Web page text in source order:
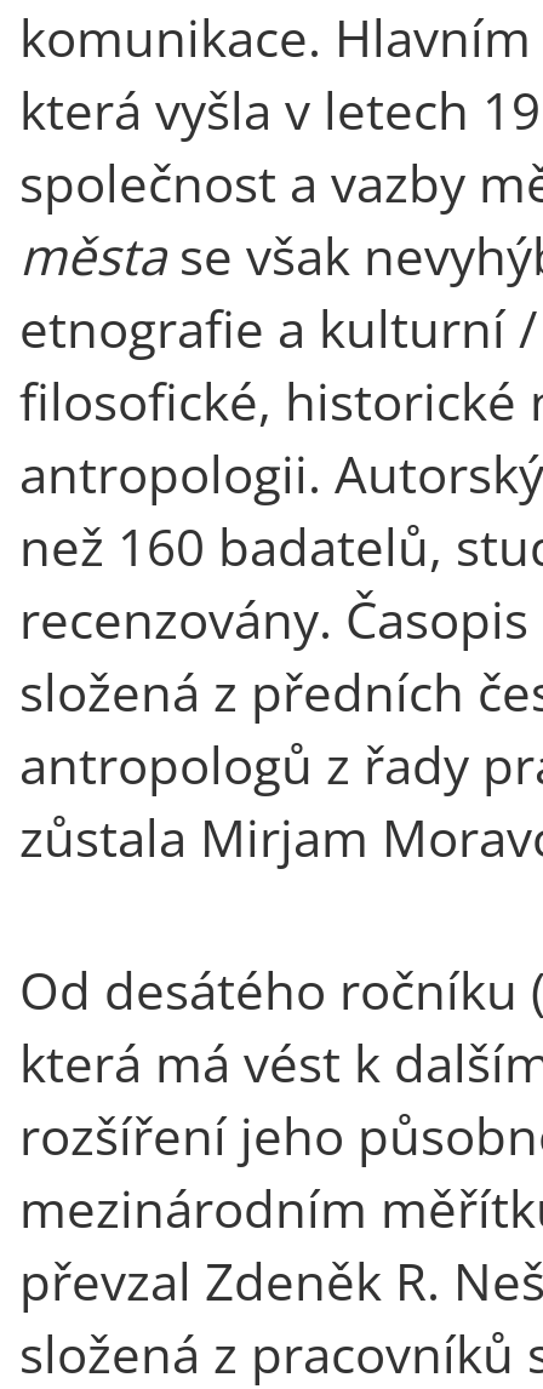
komunikace.
která vyšla v letech
společnost a vazby
městase však
etnografie a kulturní
filosofické, historické
antropologii.
než 160 badatelů,
recenzovány.
složená z předních
antropologů z řady
zůstala Mirjam
Od desátého ročníku
která má vést k
rozšíření jeho
mezinárodním
převzal Zdeněk R.
složená z